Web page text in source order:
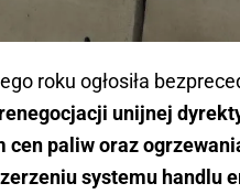
roku ogłosiła
unijnej
paliw oraz
systemu handlu